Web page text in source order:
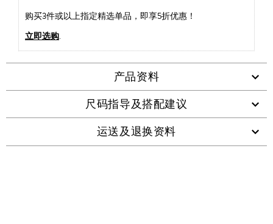
购买3件或以上指定精选单品，即享5折优惠！
立即选购.
产品资料
尺码指导及搭配建议
运送及退换资料